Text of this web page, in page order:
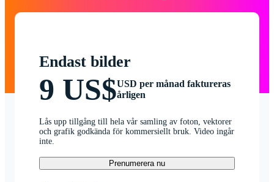
Endast bilder
9 US$USD per månad faktureras
årligen
Lås upp tillgång till hela vår samling av foton, vektorer
och grafik godkända för kommersiellt bruk. Video ingår
inte.
Prenumerera nu